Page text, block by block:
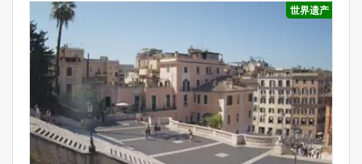
世界遗产